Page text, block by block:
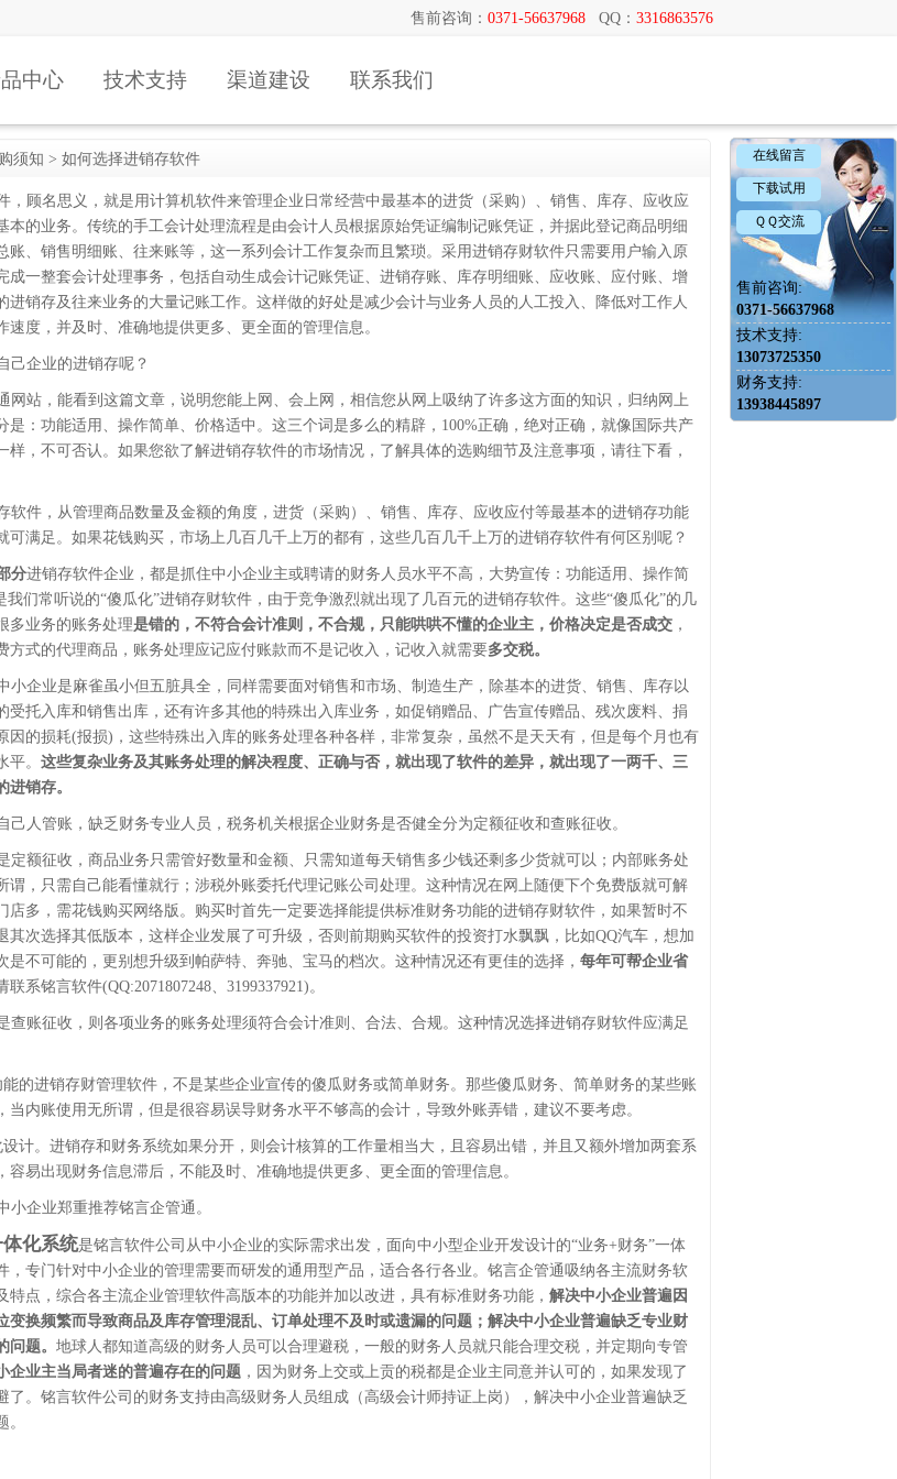
在线留言
下载试用
ＱＱ交流
售前咨询:
0371-56637968
技术支持:
13073725350
财务支持:
13938445897
售前咨询： 0371-56637968 QQ： 3316863576
中心 技术支持 渠道建设 联系我们
须知 > 如何选择进销存软件
，顾名思义，就是用计算机软件来管理企业日常经营中最基本的进货（采购）、销售、库存、应收应
本的业务。传统的手工会计处理流程是由会计人员根据原始凭证编制记账凭证，并据此登记商品明细
账、销售明细账、往来账等，这一系列会计工作复杂而且繁琐。采用进销存财软件只需要用户输入原
成一整套会计处理事务，包括自动生成会计记账凭证、进销存账、库存明细账、应收账、应付账、增
进销存及往来业务的大量记账工作。这样做的好处是减少会计与业务人员的人工投入、降低对工作人
速度，并及时、准确地提供更多、更全面的管理信息。
己企业的进销存呢？
网站，能看到这篇文章，说明您能上网、会上网，相信您从网上吸纳了许多这方面的知识，归纳网上
是：功能适用、操作简单、价格适中。这三个词是多么的精辟，100%正确，绝对正确，就像国际共产
样，不可否认。如果您欲了解进销存软件的市场情况，了解具体的选购细节及注意事项，请往下看，
软件，从管理商品数量及金额的角度，进货（采购）、销售、库存、应收应付等最基本的进销存功能
可满足。如果花钱购买，市场上几百几千上万的都有，这些几百几千上万的进销存软件有何区别呢？
分进销存软件企业，都是抓住中小企业主或聘请的财务人员水平不高，大势宣传：功能适用、操作简
我们常听说的“傻瓜化”进销存财软件，由于竞争激烈就出现了几百元的进销存软件。这些“傻瓜化”的几
多业务的账务处理是错的，不符合会计准则，不合规，只能哄哄不懂的企业主，价格决定是否成交 ，
方式的代理商品，账务处理应记应付账款而不是记收入，记收入就需要多交税。
小企业是麻雀虽小但五脏具全，同样需要面对销售和市场、制造生产，除基本的进货、销售、库存以
受托入库和销售出库，还有许多其他的特殊出入库业务，如促销赠品、广告宣传赠品、残次废料、捐
因的损耗(报损)，这些特殊出入库的账务处理各种各样，非常复杂，虽然不是天天有，但是每个月也有
。 这些复杂业务及其账务处理的解决程度、正确与否，就出现了软件的差异，就出现了一两千、三
销存。
己人管账，缺乏财务专业人员，税务机关根据企业财务是否健全分为定额征收和查账征收。
定额征收，商品业务只需管好数量和金额、只需知道每天销售多少钱还剩多少货就可以；内部账务处
谓，只需自己能看懂就行；涉税外账委托代理记账公司处理。这种情况在网上随便下个免费版就可解
店多，需花钱购买网络版。购买时首先一定要选择能提供标准财务功能的进销存财软件，如果暂时不
其次选择其低版本，这样企业发展了可升级，否则前期购买软件的投资打水飘飘，比如QQ汽车，想加
是不可能的，更别想升级到帕萨特、奔驰、宝马的档次。这种情况还有更佳的选择， 每年可帮企业省
联系铭言软件(QQ:2071807248、3199337921)。
查账征收，则各项业务的账务处理须符合会计准则、合法、合规。这种情况选择进销存财软件应满足
的进销存财管理软件，不是某些企业宣传的傻瓜财务或简单财务。那些傻瓜财务、简单财务的某些账
当内账使用无所谓，但是很容易误导财务水平不够高的会计，导致外账弄错，建议不要考虑。
计。进销存和财务系统如果分开，则会计核算的工作量相当大，且容易出错，并且又额外增加两套系
容易出现财务信息滞后，不能及时、准确地提供更多、更全面的管理信息。
小企业郑重推荐铭言企管通。
化系统是铭言软件公司从中小企业的实际需求出发，面向中小型企业开发设计的“业务+财务”一体
，专门针对中小企业的管理需要而研发的通用型产品，适合各行各业。铭言企管通吸纳各主流财务软
特点，综合各主流企业管理软件高版本的功能并加以改进，具有标准财务功能， 解决中小企业普遍因
变换频繁而导致商品及库存管理混乱、订单处理不及时或遗漏的问题；解决中小企业普遍缺乏专业财
题。 地球人都知道高级的财务人员可以合理避税，一般的财务人员就只能合理交税，并定期向专管
企业主当局者迷的普遍存在的问题 ，因为财务上交或上贡的税都是企业主同意并认可的，如果发现了
了。铭言软件公司的财务支持由高级财务人员组成（高级会计师持证上岗），解决中小企业普遍缺乏